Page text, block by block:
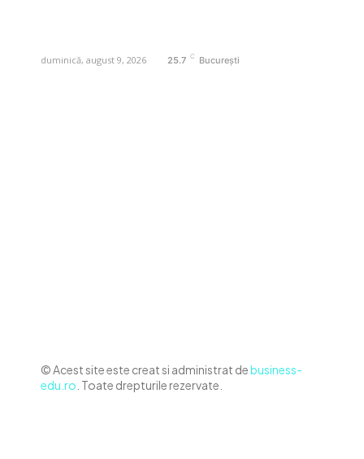
duminică, august 9, 2026 25.7 C București
© Acest site este creat si administrat debusiness-
edu.ro . Toate drepturile rezervate.